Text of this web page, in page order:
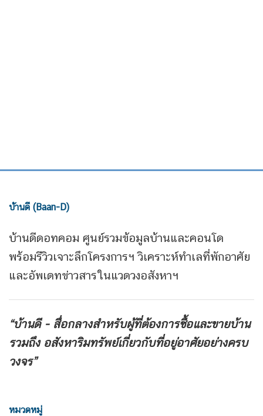
บ้านดี (Baan-D)
บ้านดีดอทคอม ศูนย์รวมข้อมูลบ้านและคอนโด
พร้อมรีวิวเจาะลึกโครงการฯ วิเคราะห์ทำเลที่พักอาศัย
และอัพเดทข่าวสารในแวดวงอสังหาฯ
“บ้านดี - สื่อกลางสำหรับผู้ที่ต้องการซื้อและขายบ้าน
รวมถึง อสังหาริมทรัพย์เกี่ยวกับที่อยู่อาศัยอย่างครบ
วงจร”
หมวดหมู่